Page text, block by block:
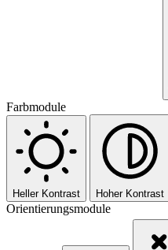
Farbmodule
Heller Kontrast Hoher Kontrast
Orientierungsmodule